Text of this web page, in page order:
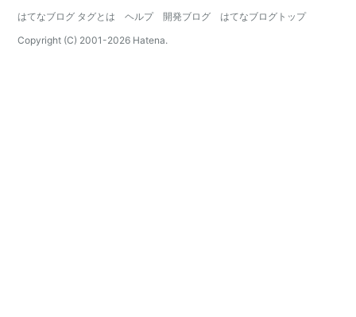
はてなブログ タグとは
ヘルプ 開発ブログ
はてなブログトップ
Copyright (C) 2001-2026 Hatena.